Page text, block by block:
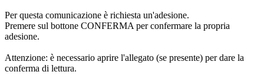
Per questa comunicazione è richiesta un'adesione.
Premere sul bottone CONFERMA per confermare la propria
adesione.
Attenzione: è necessario aprire l'allegato (se presente) per dare la
conferma di lettura.